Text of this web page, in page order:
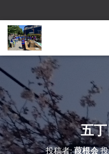
五
投稿者:葭根会